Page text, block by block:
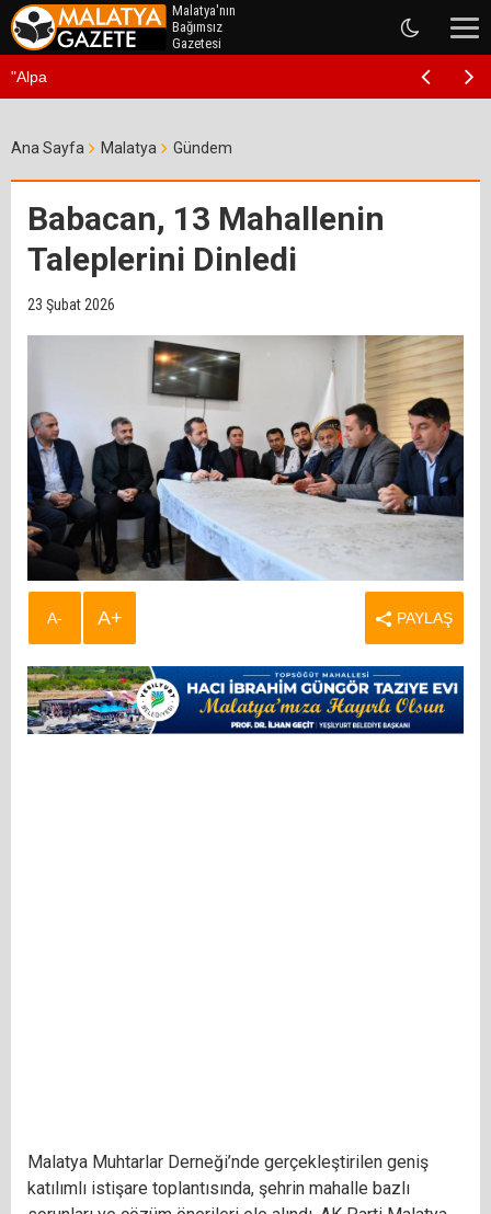
Malatya'nın
Bağımsız
Gazetesi
"Alparslan'dan Mustafa Kem
Ana Sayfa Malatya Gündem
Babacan, 13 Mahallenin
Taleplerini Dinledi
23 Şubat 2026
A- A+ PAYLAŞ
Malatya Muhtarlar Derneği’nde gerçekleştirilen geniş
katılımlı istişare toplantısında, şehrin mahalle bazlı